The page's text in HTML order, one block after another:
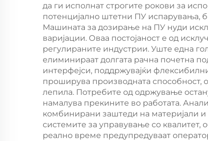
да ги исполнат строгите рокови за
потенцијално штетни ПУ испарувања,
Машината за дозирање на ПУ нуди
варијации. Оваа постојаност е од
регулираните индустрии. Уште една
елиминираат долгата рачна почетна
интерфејси, поддржувајќи
проширува производната способност,
лепила. Потребите од одржување
намалува прекините во работата.
комбинирани заштеди на материјали
системите за управување со квалитет,
реално време предупредуваат